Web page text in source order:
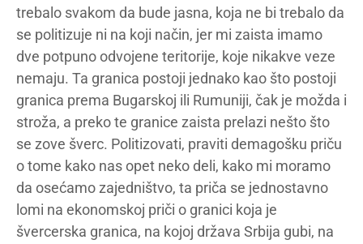
trebalo svakom da bude jasna, koja ne bi trebalo da
se politizuje ni na koji način, jer mi zaista imamo
dve potpuno odvojene teritorije, koje nikakve veze
nemaju. Ta granica postoji jednako kao što postoji
granica prema Bugarskoj ili Rumuniji, čak je možda i
stroža, a preko te granice zaista prelazi nešto što
se zove šverc. Politizovati, praviti demagošku priču
o tome kako nas opet neko deli, kako mi moramo
da osećamo zajedništvo, ta priča se jednostavno
lomi na ekonomskoj priči o granici koja je
švercerska granica, na kojoj država Srbija gubi, na